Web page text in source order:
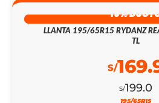
15%
LLANTA 195/65R15 RYDANZ
TL
S/199.0
S/
195/65R15